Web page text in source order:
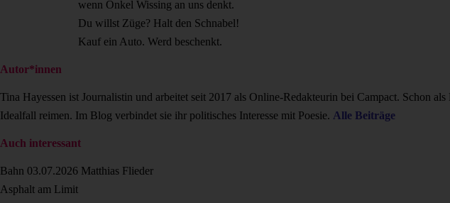
wenn Onkel Wissing an uns denkt.
Du willst Züge? Halt den Schnabel!
Kauf ein Auto. Werd beschenkt.
Autor*innen
Tina Hayessen ist Journalistin und arbeitet seit 2017 als Online-Redakteurin bei Campact. Schon
Idealfall reimen. Im Blog verbindet sie ihr politisches Interesse mit Poesie. Alle Beiträge
Auch interessant
Bahn 03.07.2026 Matthias Flieder
Asphalt am Limit